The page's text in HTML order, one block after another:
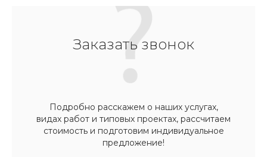
Заказать звонок
Подробно расскажем о наших услугах,
видах работ и типовых проектах, рассчитаем
стоимость и подготовим индивидуальное
предложение!